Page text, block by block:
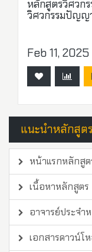
หลักสูตรวิศวก
วิศวกรรมปัญญ
Feb 11, 2025
แนะนำหลักสูตร
หน้าแรกหลักสูต
เนื้อหาหลักสูตร
อาจารย์ประจำ
เอกสารดาวน์โ